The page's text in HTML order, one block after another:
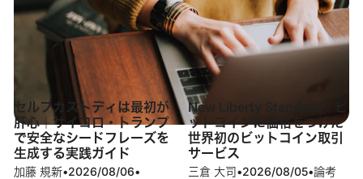
記事
セルフカストディは最初が
肝心｜サイコロ・トランプ
で安全なシードフレーズを
生成する実践ガイド
加藤 規新•2026/08/06•
New Liberty Standard：ビ
ットコインに価格をつけた
世界初のビットコイン取引
サービス
三倉 大司•2026/08/05•論考